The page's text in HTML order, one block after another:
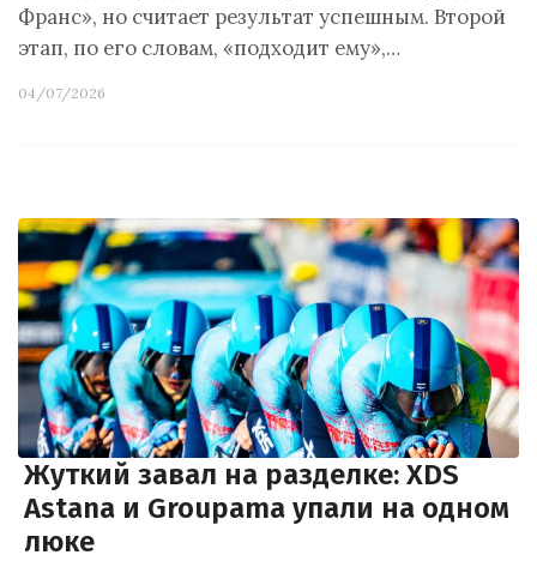
Франс», но считает результат успешным. Второй
этап, по его словам, «подходит ему»,…
04/07/2026
Жуткий завал на разделке: XDS
Astana и Groupama упали на одном
люке